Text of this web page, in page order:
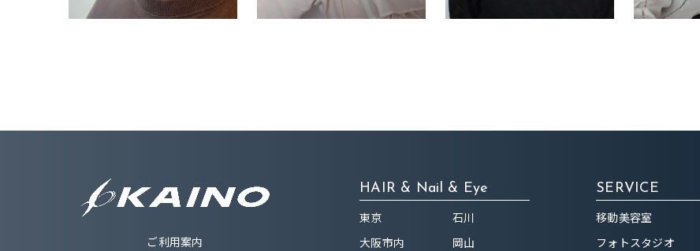
ご利用案内
HAIR & Nail & Eye
東京
大阪市内
石川
岡山
SERVICE
移動美容室
フォトスタジオ